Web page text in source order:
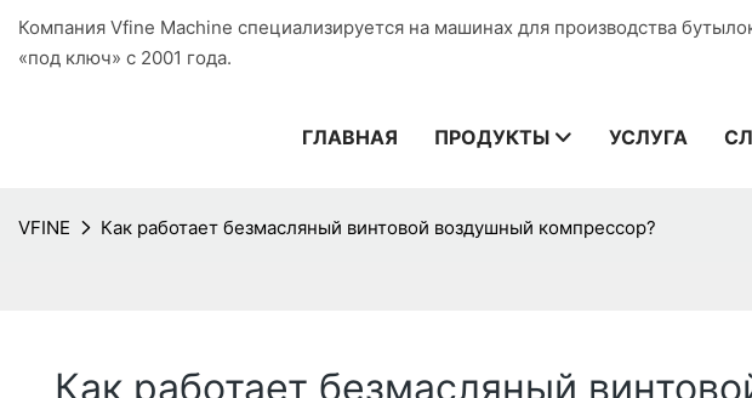
Компания Vfine Machine специализируется на машинах для производства
«под ключ» с 2001 года.
ГЛАВНАЯ ПРОДУКТЫ УСЛУГА
VFINE Как работает безмасляный винтовой воздушный компрессор?
Как работает безмасляный